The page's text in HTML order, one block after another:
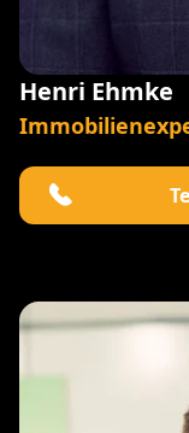
Henri Ehmke